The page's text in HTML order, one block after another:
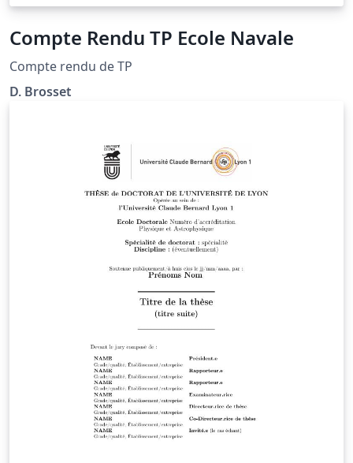
Compte Rendu TP Ecole Navale
Compte rendu de TP
D. Brosset